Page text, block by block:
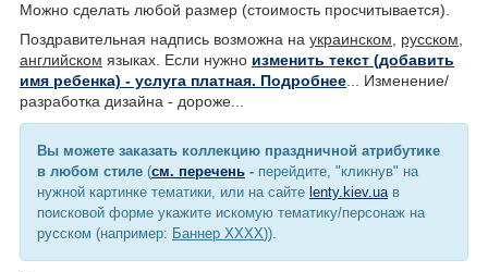
Можно сделать любой размер (стоимость просчитывается).
Поздравительная надпись возможна на украинском, русском,
английском языках. Если нужно изменить текст (добавить
имя ребенка) - услуга платная. Подробнее... Изменение/
разработка дизайна - дороже...
Вы можете заказать коллекцию праздничной атрибутике
в любом стиле (см. перечень - перейдите, "кликнув" на
нужной картинке тематики, или на сайте lenty.kiev.uaв
поисковой форме укажите искомую тематику/персонаж на
русском (например: Баннер ХХХХ)).